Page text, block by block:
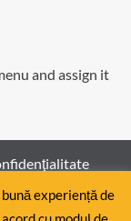
and assign it
experiență de